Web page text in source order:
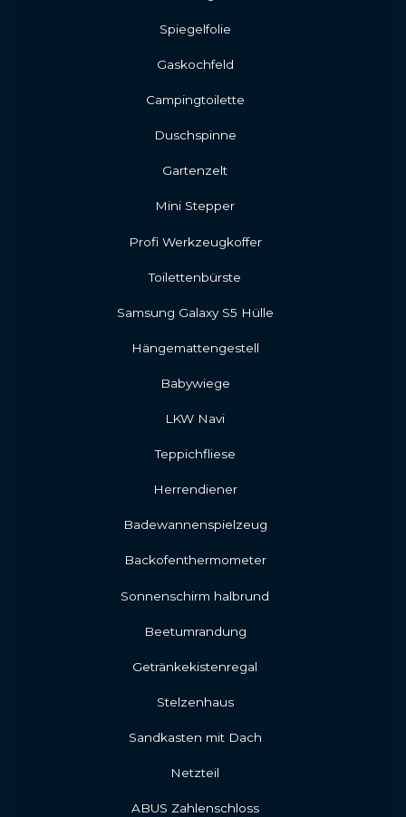
Spiegelfolie
Gaskochfeld
Campingtoilette
Duschspinne
Gartenzelt
Mini Stepper
Profi Werkzeugkoffer
Toilettenbürste
Samsung Galaxy S5 Hülle
Hängemattengestell
Babywiege
LKW Navi
Teppichfliese
Herrendiener
Badewannenspielzeug
Backofenthermometer
Sonnenschirm halbrund
Beetumrandung
Getränkekistenregal
Stelzenhaus
Sandkasten mit Dach
Netzteil
ABUS Zahlenschloss